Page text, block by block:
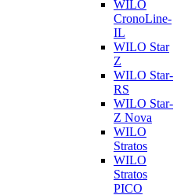
WILO
CronoLine-
IL
WILO Star
Z
WILO Star-
RS
WILO Star-
Z Nova
WILO
Stratos
WILO
Stratos
PICO